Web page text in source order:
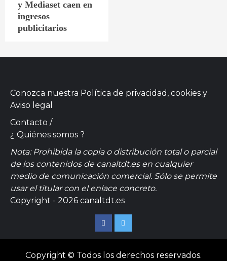
y Mediaset caen en
ingresos
publicitarios
Conozca nuestra Política de privacidad, cookies y
Aviso legal
Contacto /
¿ Quiénes somos ?
Nota: Prohibida la copia o distribución total o parcial
de los contenidos de canaltdt.es en cualquier
medio de comunicación comercial. Sólo se permite
usar el titular con el enlace concreto.
Copyright - 2026 canaltdt.es
FacebookTwitter
Copyright © Todos los derechos reservados.